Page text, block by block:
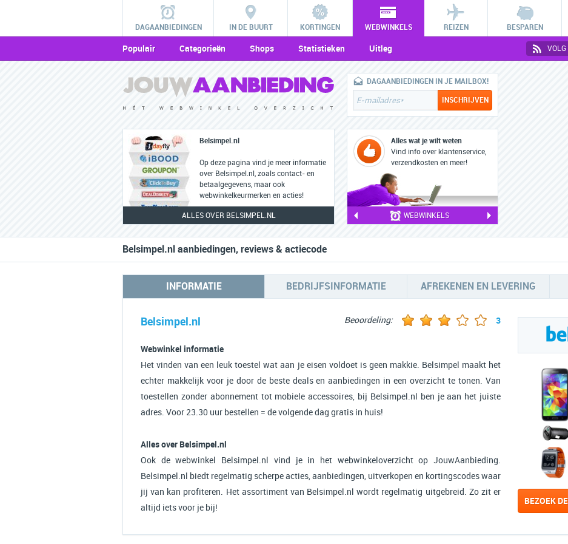
DAGAANBIEDINGEN IN DE BUURT KORTINGEN WEBWINKELS REIZEN BESPAREN
Populair Categorieën Shops Statistieken Uitleg VOLG
Belsimpel.nl
Op deze pagina vind je meer informatie
over Belsimpel.nl, zoals contact- en
betaalgegevens, maar ook
webwinkelkeurmerken en acties!
ALLES OVER BELSIMPEL.NL
DAGAANBIEDINGEN IN JE MAILBOX!
Alles wat je wilt weten
Vind info over klantenservice,
verzendkosten en meer!
WEBWINKELS
Belsimpel.nl aanbiedingen, reviews & actiecode
INFORMATIE BEDRIJFSINFORMATIE AFREKENEN EN LEVERING
Belsimpel.nl Beoordeling: 3
Webwinkel informatie
Het vinden van een leuk toestel wat aan je eisen voldoet is geen makkie. Belsimpel maakt het
echter makkelijk voor je door de beste deals en aanbiedingen in een overzicht te tonen. Van
toestellen zonder abonnement tot mobiele accessoires, bij Belsimpel.nl ben je aan het juiste
adres. Voor 23.30 uur bestellen = de volgende dag gratis in huis!
Alles over Belsimpel.nl
Ook de webwinkel Belsimpel.nl vind je in het webwinkeloverzicht op JouwAanbieding.
Belsimpel.nl biedt regelmatig scherpe acties, aanbiedingen, uitverkopen en kortingscodes waar
jij van kan profiteren. Het assortiment van Belsimpel.nl wordt regelmatig uitgebreid. Zo zit er
altijd iets voor je bij!
BEZOEK